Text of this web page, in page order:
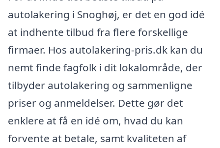
autolakering i Snoghøj, er det en god idé
at indhente tilbud fra flere forskellige
firmaer. Hos autolakering-pris.dk kan du
nemt finde fagfolk i dit lokalområde, der
tilbyder autolakering og sammenligne
priser og anmeldelser. Dette gør det
enklere at få en idé om, hvad du kan
forvente at betale, samt kvaliteten af